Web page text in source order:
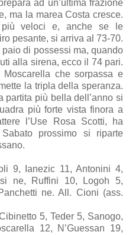
ad un’ultima frazione
ma la marea Costa cresce.
più veloci e, anche se le
pesante, si arriva al 73-70.
paio di possessi ma, quando
alla sirena, ecco il 74 pari.
che sorpassa e
la tripla della speranza.
partita più bella dell’anno si
più forte vista finora a
l’Use Rosa Scotti, ha
prossimo si riparte
9, Ianezic 11, Antonini 4,
ne, Ruffini 10, Logoh 5,
ne. All. Cioni (ass.
5, Teder 5, Sanogo,
12, N’Guessan 19,